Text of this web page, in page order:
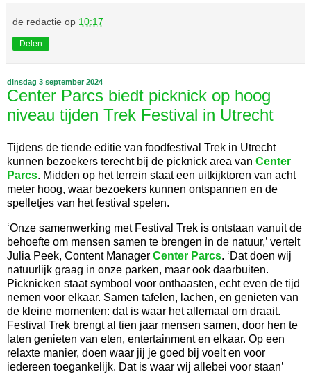
de redactie op 10:17
Delen
dinsdag 3 september 2024
Center Parcs biedt picknick op hoog
niveau tijden Trek Festival in Utrecht
Tijdens de tiende editie van foodfestival Trek in Utrecht
kunnen bezoekers terecht bij de picknick area van Center
Parcs. Midden op het terrein staat een uitkijktoren van acht
meter hoog, waar bezoekers kunnen ontspannen en de
spelletjes van het festival spelen.
‘Onze samenwerking met Festival Trek is ontstaan vanuit de
behoefte om mensen samen te brengen in de natuur,’ vertelt
Julia Peek, Content Manager Center Parcs. ‘Dat doen wij
natuurlijk graag in onze parken, maar ook daarbuiten.
Picknicken staat symbool voor onthaasten, echt even de tijd
nemen voor elkaar. Samen tafelen, lachen, en genieten van
de kleine momenten: dat is waar het allemaal om draait.
Festival Trek brengt al tien jaar mensen samen, door hen te
laten genieten van eten, entertainment en elkaar. Op een
relaxte manier, doen waar jij je goed bij voelt en voor
iedereen toegankelijk. Dat is waar wij allebei voor staan’